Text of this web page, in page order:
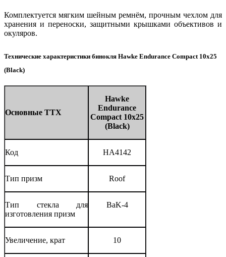
Комплектуется мягким шейным ремнём, прочным чехлом для
хранения и переноски, защитными крышками объективов и
окуляров.
Технические характеристики бинокля Hawke Endurance Сompact 10x25
(Black)
Основные ТТХ
Hawke
Endurance
Сompact 10x25
(Black)
Код HA4142
Тип призм Roof
Тип стекла для
изготовления призм
BaK-4
Увеличение, крат 10